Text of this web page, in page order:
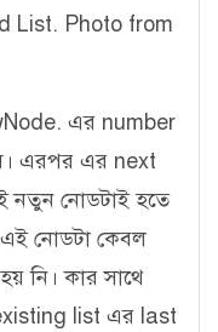
List. Photo from
এর number
এরপর এর next
নতুন নোডটাই হতে
এই নোডটা কেবল
নি। কার সাথে
list এর last